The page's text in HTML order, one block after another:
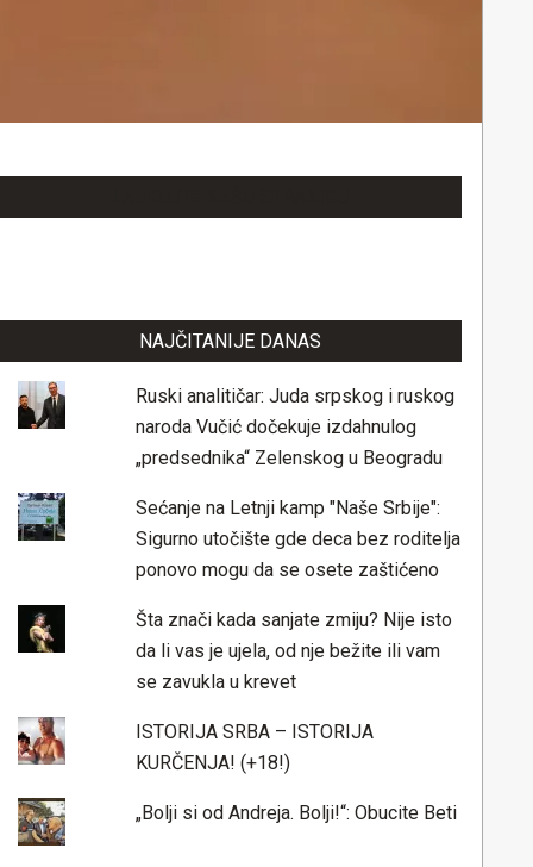
NAJČITANIJE DANAS
Ruski analitičar: Juda srpskog i ruskog
naroda Vučić dočekuje izdahnulog
„predsednika“ Zelenskog u Beogradu
Sećanje na Letnji kamp "Naše Srbije":
Sigurno utočište gde deca bez roditelja
ponovo mogu da se osete zaštićeno
Šta znači kada sanjate zmiju? Nije isto
da li vas je ujela, od nje bežite ili vam
se zavukla u krevet
ISTORIJA SRBA – ISTORIJA
KURČENJA! (+18!)
„Bolji si od Andreja. Bolji!“: Obucite Beti